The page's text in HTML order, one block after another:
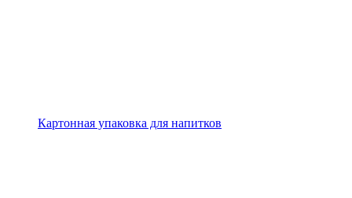
Картонная упаковка для напитков